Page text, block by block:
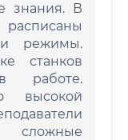
знания. В
и режимы.
станков
работе.
высокой
сложные